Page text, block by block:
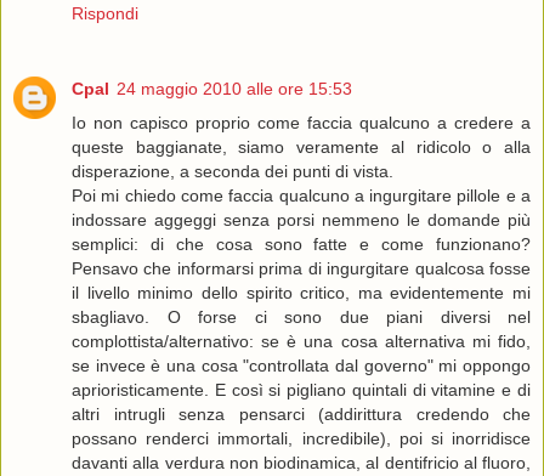
Rispondi
Cpal 24 maggio 2010 alle ore 15:53
Io non capisco proprio come faccia qualcuno a credere a
queste baggianate, siamo veramente al ridicolo o alla
disperazione, a seconda dei punti di vista.
Poi mi chiedo come faccia qualcuno a ingurgitare pillole e a
indossare aggeggi senza porsi nemmeno le domande più
semplici: di che cosa sono fatte e come funzionano?
Pensavo che informarsi prima di ingurgitare qualcosa fosse
il livello minimo dello spirito critico, ma evidentemente mi
sbagliavo. O forse ci sono due piani diversi nel
complottista/alternativo: se è una cosa alternativa mi fido,
se invece è una cosa "controllata dal governo" mi oppongo
aprioristicamente. E così si pigliano quintali di vitamine e di
altri intrugli senza pensarci (addirittura credendo che
possano renderci immortali, incredibile), poi si inorridisce
davanti alla verdura non biodinamica, al dentifricio al fluoro,